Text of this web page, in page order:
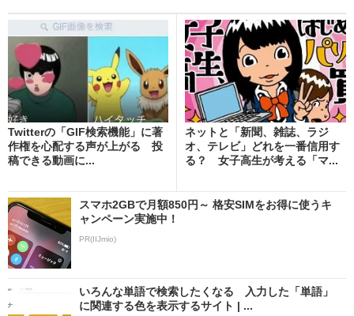
Twitterの「GIF検索機能」に著
作権を心配する声が上がる 投
稿できる動画に...
ネットと「新聞、雑誌、ラジ
オ、テレビ」どれを一番信用す
る？ 女子高生が考える「マ...
スマホ2GBで月額850円～ 格安SIMをお得に使うキ
ャンペーン実施中！
PR(IIJmio)
いろんな単語で検索したくなる 入力した「単語」
に関連する色を表示するサイト | ...